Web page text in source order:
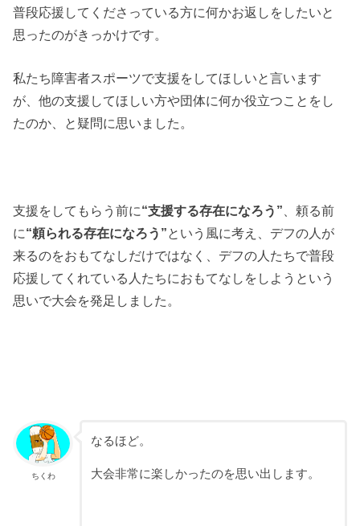
普段応援してくださっている方に何かお返しをしたいと
思ったのがきっかけです。
私たち障害者スポーツで支援をしてほしいと言います
が、他の支援してほしい方や団体に何か役立つことをし
たのか、と疑問に思いました。
支援をしてもらう前に“支援する存在になろう” 、頼る前
に“頼られる存在になろう”という風に考え、デフの人が
来るのをおもてなしだけではなく、デフの人たちで普段
応援してくれている人たちにおもてなしをしようという
思いで大会を発足しました。
ちくわ
なるほど。
大会非常に楽しかったのを思い出します。